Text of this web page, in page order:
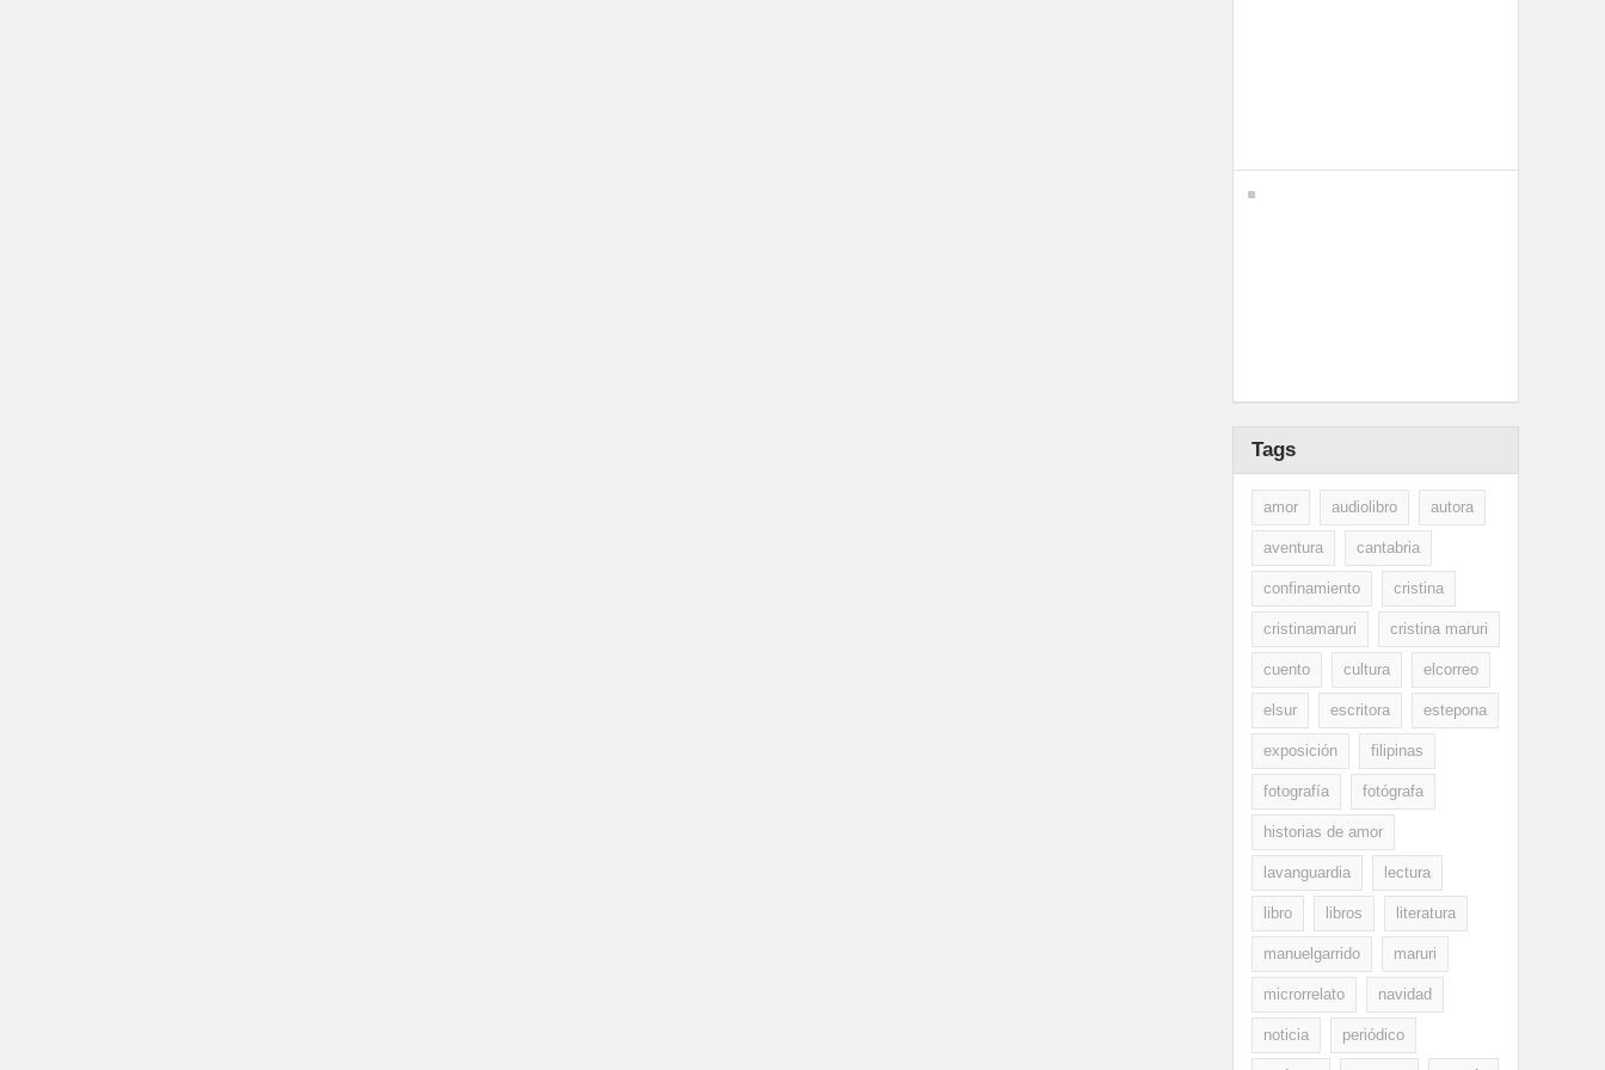
Tags
amor audiolibro autora
aventura cantabria
confinamiento cristina
cristinamaruri cristina maruri
cuento cultura elcorreo
elsur escritora estepona
exposición filipinas
fotografía fotógrafa
historias de amor
lavanguardia lectura
libro libros literatura
manuelgarrido maruri
microrrelato navidad
noticia periódico